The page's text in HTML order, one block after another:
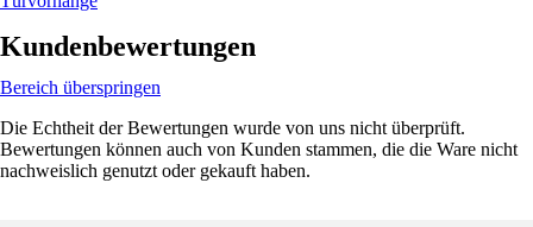
Kundenbewertungen
Bereich überspringen
Die Echtheit der Bewertungen wurde von uns nicht überprüft.
Bewertungen können auch von Kunden stammen, die die Ware nicht
nachweislich genutzt oder gekauft haben.